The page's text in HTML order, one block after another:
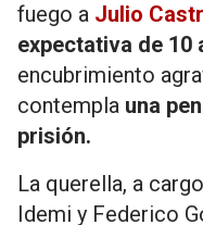
fuego a Julio
expectativa de 10
encubrimiento
contempla una
prisión.
La querella, a
Idemi y Federico